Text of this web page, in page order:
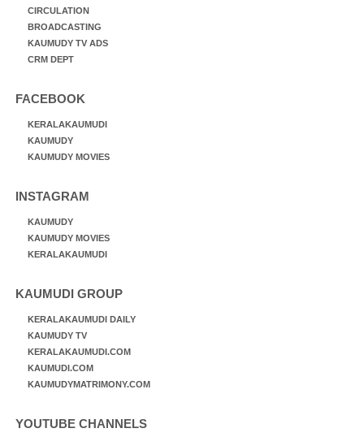
CIRCULATION
BROADCASTING
KAUMUDY TV ADS
CRM DEPT
FACEBOOK
KERALAKAUMUDI
KAUMUDY
KAUMUDY MOVIES
INSTAGRAM
KAUMUDY
KAUMUDY MOVIES
KERALAKAUMUDI
KAUMUDI GROUP
KERALAKAUMUDI DAILY
KAUMUDY TV
KERALAKAUMUDI.COM
KAUMUDI.COM
KAUMUDYMATRIMONY.COM
YOUTUBE CHANNELS